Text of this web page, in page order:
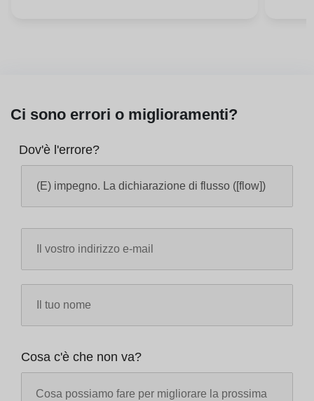
Ci sono errori o miglioramenti?
Dov'è l'errore?
Cosa c'è che non va?